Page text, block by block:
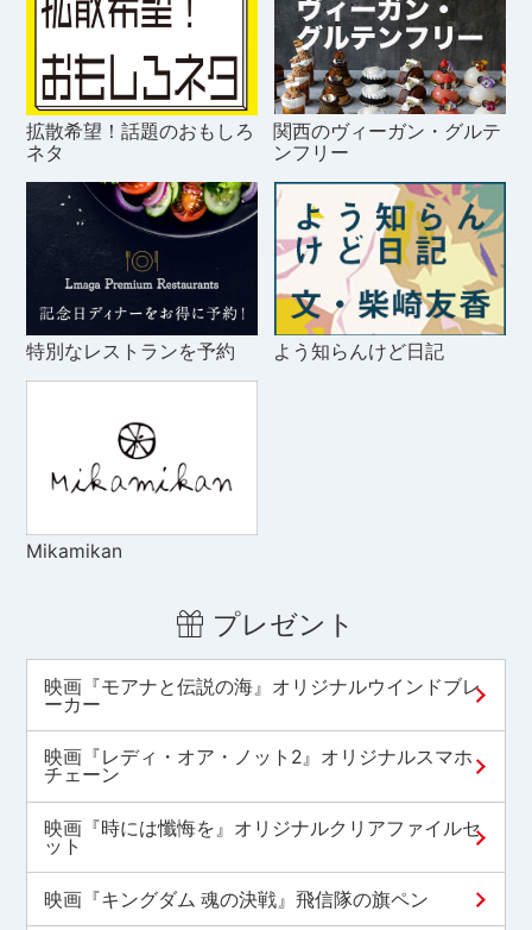
拡散希望！話題のおもしろ
ネタ
関西のヴィーガン・グルテ
ンフリー
特別なレストランを予約 よう知らんけど日記
Mikamikan
プレゼント
映画『モアナと伝説の海』オリジナルウインドブレ
ーカー
映画『レディ・オア・ノット2』オリジナルスマホ
チェーン
映画『時には懺悔を』オリジナルクリアファイルセ
ット
映画『キングダム 魂の決戦』飛信隊の旗ペン